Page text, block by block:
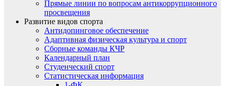
Прямые линии по вопросам антикоррупционного
просвещения
Развитие видов спорта
Антидопинговое обеспечение
Адаптивная физическая культура и спорт
Сборные команды КЧР
Календарный план
Студенческий спорт
Статистическая информация